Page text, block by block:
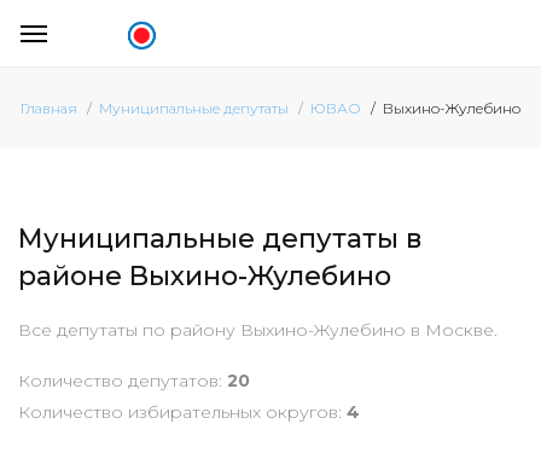
Главная Муниципальные депутаты ЮВАО Выхино-Жулебино
Муниципальные депутаты в
районе Выхино-Жулебино
Все депутаты по району Выхино-Жулебино в Москве.
Количество депутатов: 20
Количество избирательных округов: 4